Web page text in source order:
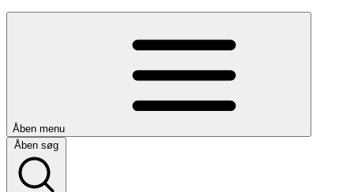
Åben menu
Åben søg